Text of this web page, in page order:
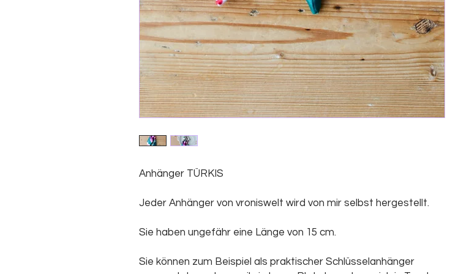
Anhänger TÜRKIS
Jeder Anhänger von vroniswelt wird von mir selbst hergestellt.
Sie haben ungefähr eine Länge von 15 cm.
Sie können zum Beispiel als praktischer Schlüsselanhänger